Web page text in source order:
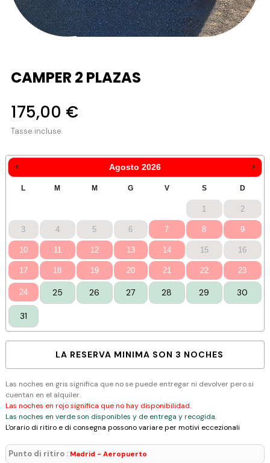
CAMPER 2 PLAZAS
175,00 €
Tasse incluse
Agosto 2026
1 2
3 4 5 6 7 8 9
10 11 12 13 14 15 16
17 18 19 20 21 22 23
24 25 26 27 28 29 30
31
LA RESERVA MINIMA SON 3 NOCHES
Las noches en gris significa que no se puede entregar ni devolver pero si
cuentan en el alquiler.
Las noches en rojo significa que no hay disponibilidad.
Las noches en verde son disponibles y de entrega y recogida.
L'orario di ritiro e di consegna possono variare per motivi eccezionali
Punto di ritiro : Madrid - Aeropuerto